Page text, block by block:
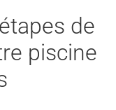
de
piscine